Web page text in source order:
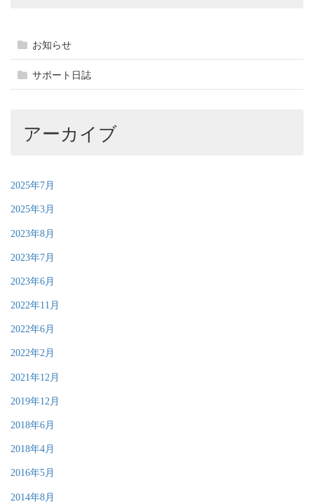
お知らせ
サポート日誌
アーカイブ
2025年7月
2025年3月
2023年8月
2023年7月
2023年6月
2022年11月
2022年6月
2022年2月
2021年12月
2019年12月
2018年6月
2018年4月
2016年5月
2014年8月